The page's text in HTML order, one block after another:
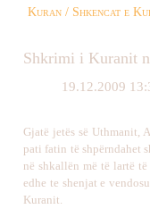
Kuran / Shkencat e
Shkrimi i Kuranit
19.12.2009
Gjatë jetës së Uthmanit,
pati fatin të shpërndahet
në shkallën më të lartë
edhe te shenjat e
Kuranit.